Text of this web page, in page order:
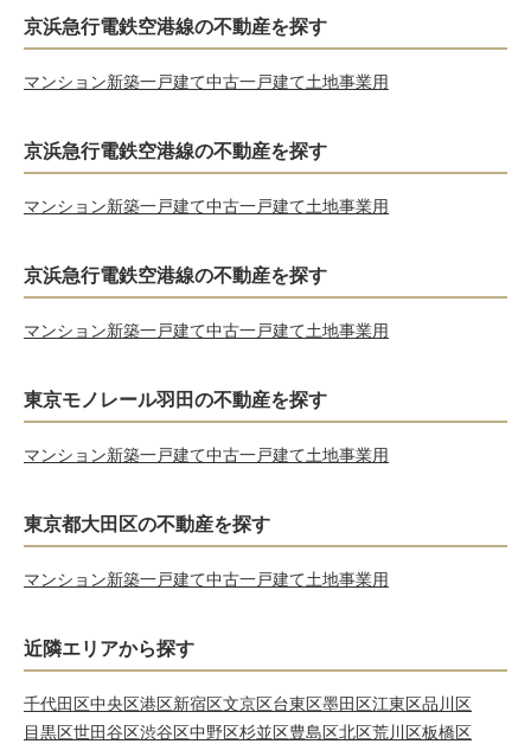
京浜急行電鉄空港線の不動産を探す
マンション新築一戸建て中古一戸建て土地事業用
京浜急行電鉄空港線の不動産を探す
マンション新築一戸建て中古一戸建て土地事業用
京浜急行電鉄空港線の不動産を探す
マンション新築一戸建て中古一戸建て土地事業用
東京モノレール羽田の不動産を探す
マンション新築一戸建て中古一戸建て土地事業用
東京都大田区の不動産を探す
マンション新築一戸建て中古一戸建て土地事業用
近隣エリアから探す
千代田区中央区港区新宿区文京区台東区墨田区江東区品川区
目黒区世田谷区渋谷区中野区杉並区豊島区北区荒川区板橋区